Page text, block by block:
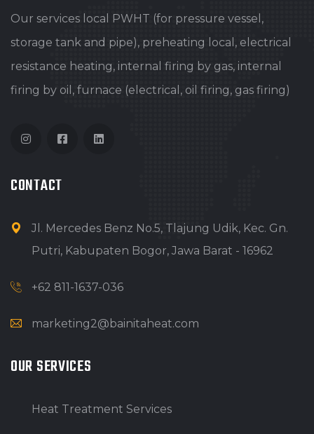
Our services local PWHT (for pressure vessel,
storage tank and pipe), preheating local, electrical
resistance heating, internal firing by gas, internal
firing by oil, furnace (electrical, oil firing, gas firing)
CONTACT
Jl. Mercedes Benz No.5, Tlajung Udik, Kec. Gn.
Putri, Kabupaten Bogor, Jawa Barat - 16962
+62 811-1637-036
marketing2@bainitaheat.com
OUR SERVICES
Heat Treatment Services